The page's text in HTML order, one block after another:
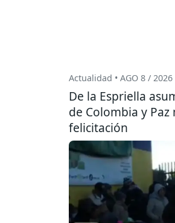
Actualidad • AGO 8 / 2026
De la Espriella
de Colombia y
felicitación